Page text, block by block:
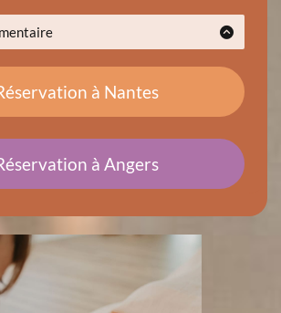
20€ est demandé pour valider ton
le jour du massage
ta carte cadeau ne fonctionne pas, n'h
m'en parler
à Nantes
à Angers